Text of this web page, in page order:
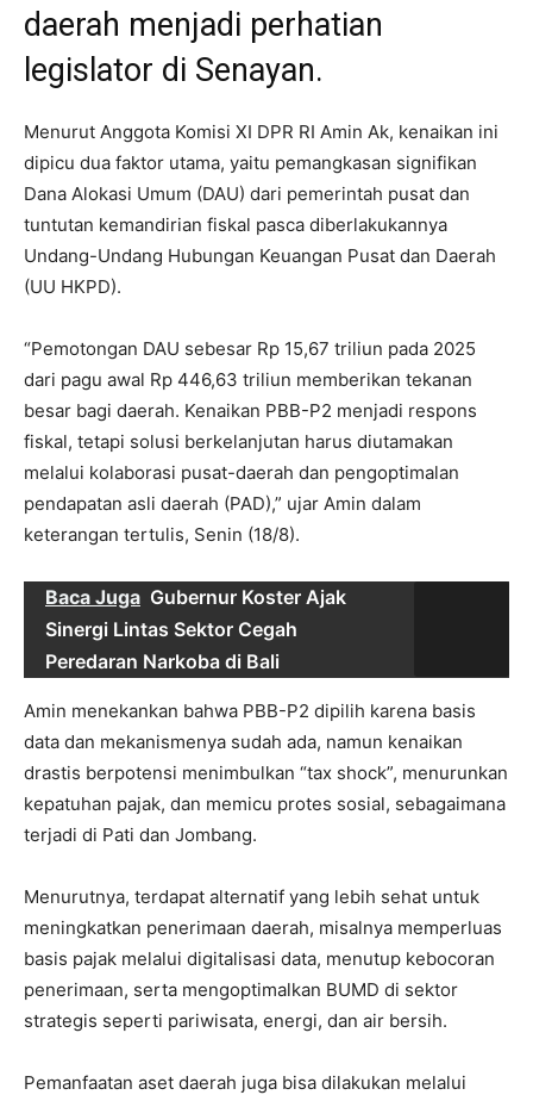
daerah menjadi perhatian
legislator di Senayan.
Menurut Anggota Komisi XI DPR RI Amin Ak, kenaikan ini
dipicu dua faktor utama, yaitu pemangkasan signifikan
Dana Alokasi Umum (DAU) dari pemerintah pusat dan
tuntutan kemandirian fiskal pasca diberlakukannya
Undang-Undang Hubungan Keuangan Pusat dan Daerah
(UU HKPD).
“Pemotongan DAU sebesar Rp 15,67 triliun pada 2025
dari pagu awal Rp 446,63 triliun memberikan tekanan
besar bagi daerah. Kenaikan PBB-P2 menjadi respons
fiskal, tetapi solusi berkelanjutan harus diutamakan
melalui kolaborasi pusat-daerah dan pengoptimalan
pendapatan asli daerah (PAD),” ujar Amin dalam
keterangan tertulis, Senin (18/8).
Baca Juga Gubernur Koster Ajak
Sinergi Lintas Sektor Cegah
Peredaran Narkoba di Bali
Amin menekankan bahwa PBB-P2 dipilih karena basis
data dan mekanismenya sudah ada, namun kenaikan
drastis berpotensi menimbulkan “tax shock”, menurunkan
kepatuhan pajak, dan memicu protes sosial, sebagaimana
terjadi di Pati dan Jombang.
Menurutnya, terdapat alternatif yang lebih sehat untuk
meningkatkan penerimaan daerah, misalnya memperluas
basis pajak melalui digitalisasi data, menutup kebocoran
penerimaan, serta mengoptimalkan BUMD di sektor
strategis seperti pariwisata, energi, dan air bersih.
Pemanfaatan aset daerah juga bisa dilakukan melalui